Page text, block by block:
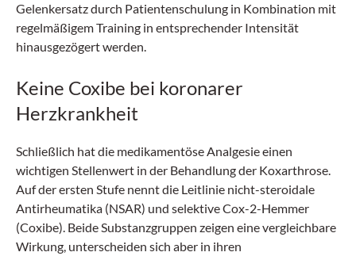
Gelenkersatz durch Patientenschulung in Kombination mit
regelmäßigem Training in entsprechender Intensität
hinausgezögert werden.
Keine Coxibe bei koronarer
Herzkrankheit
Schließlich hat die medikamentöse Analgesie einen
wichtigen Stellenwert in der Behandlung der Koxarthrose.
Auf der ersten Stufe nennt die Leitlinie nicht-steroidale
Antirheumatika (NSAR) und selektive Cox-2-Hemmer
(Coxibe). Beide Substanzgruppen zeigen eine vergleichbare
Wirkung, unterscheiden sich aber in ihren